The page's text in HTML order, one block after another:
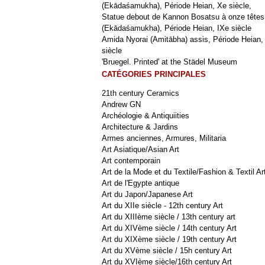
(Ekādaśamukha), Période Heian, Xe siècle,
Statue debout de Kannon Bosatsu à onze têtes
(Ekādaśamukha), Période Heian, IXe siècle
Amida Nyorai (Amitābha) assis, Période
siècle
'Bruegel. Printed' at the Städel Museum
CATÉGORIES PRINCIPALES
21th century Ceramics
Andrew GN
Archéologie & Antiquiities
Architecture & Jardins
Armes anciennes, Armures, Militaria
Art Asiatique/Asian Art
Art contemporain
Art de la Mode et du Textile/Fashion & Textil
Art de l'Egypte antique
Art du Japon/Japanese Art
Art du XIIe siècle - 12th century Art
Art du XIIIème siècle / 13th century art
Art du XIVème siècle / 14th century Art
Art du XIXème siècle / 19th century Art
Art du XVème siècle / 15h century Art
Art du XVIème siècle/16th century Art